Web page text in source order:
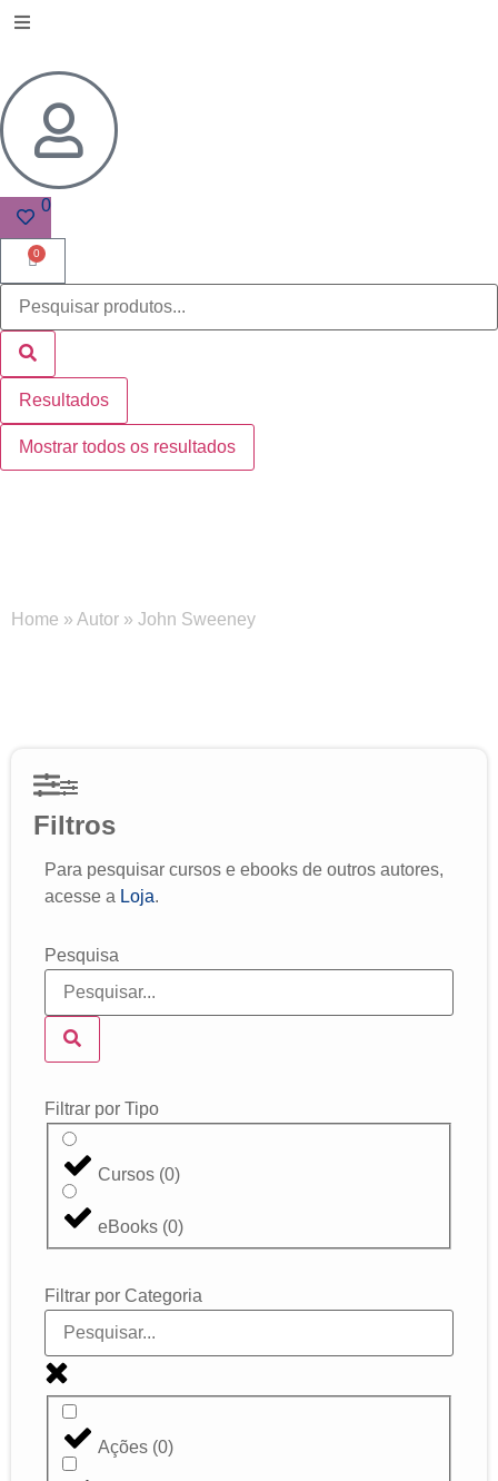
0
0
Resultados
Mostrar todos os resultados
Home » Autor » John Sweeney
Filtros
Para pesquisar cursos e ebooks de outros autores,
acesse a Loja.
Pesquisa
Filtrar por Tipo
Cursos (0)
eBooks (0)
Filtrar por Categoria
Ações (0)